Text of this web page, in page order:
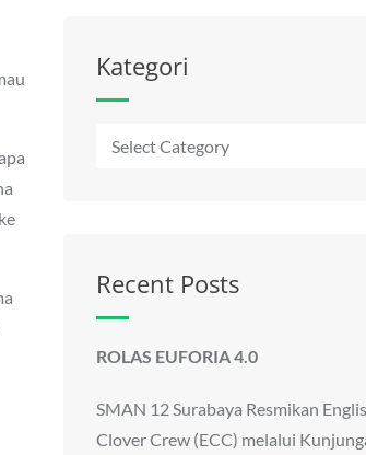
Kategori
Kategori
Recent Posts
ROLAS EUFORIA 4.0
SMAN 12 Surabaya Resmikan
Clover Crew (ECC) melalui